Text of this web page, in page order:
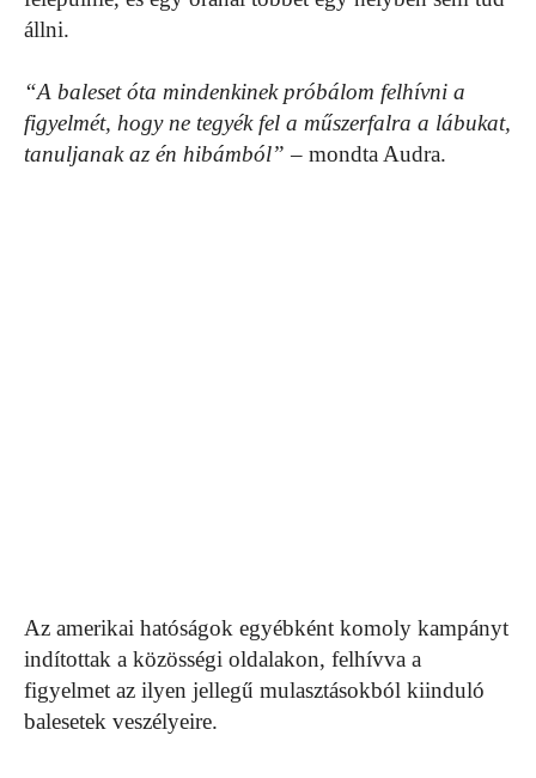
állni.
“A baleset óta mindenkinek próbálom felhívni a
figyelmét, hogy ne tegyék fel a műszerfalra a lábukat,
tanuljanak az én hibámból” – mondta Audra.
Az amerikai hatóságok egyébként komoly kampányt
indítottak a közösségi oldalakon, felhívva a
figyelmet az ilyen jellegű mulasztásokból kiinduló
balesetek veszélyeire.